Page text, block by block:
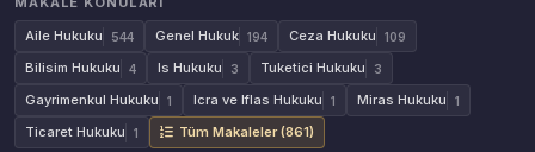
Aile Hukuku
544 Genel Hukuk 194 Ceza Hukuku 109
Bilisim Hukuku 4 Is Hukuku 3 Tuketici Hukuku 3
Gayrimenkul Hukuku 1 Icra ve Iflas Hukuku 1 Miras Hukuku 1
Ticaret Hukuku 1 Tüm Makaleler (861)